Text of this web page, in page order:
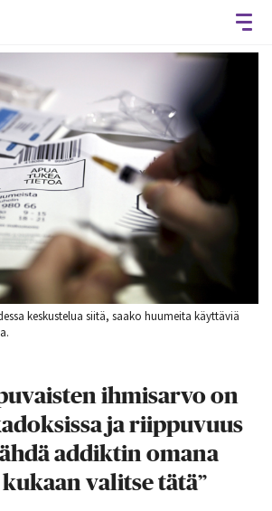
keskustelua siitä, saako huumeita käyttäviä
ihmisarvo on
ja riippuvuus
addiktin omana
kukaan valitse tätä”